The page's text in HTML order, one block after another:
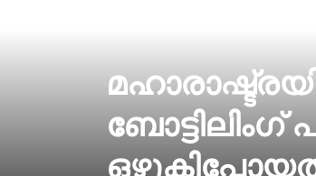
ബോട്ടിലിംഗ്